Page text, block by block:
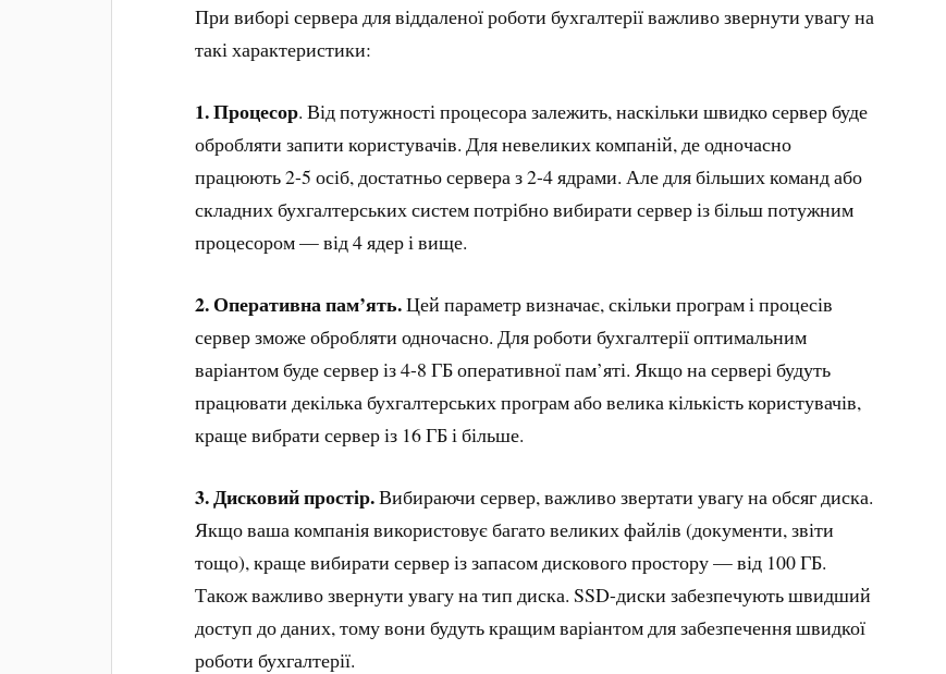
При виборі сервера для віддаленої роботи бухгалтерії важливо звернути увагу на
такі характеристики:
1. Процесор. Від потужності процесора залежить, наскільки швидко сервер буде
обробляти запити користувачів. Для невеликих компаній, де одночасно
працюють 2-5 осіб, достатньо сервера з 2-4 ядрами. Але для більших команд або
складних бухгалтерських систем потрібно вибирати сервер із більш потужним
процесором — від 4 ядер і вище.
2.Оперативна пам’ять.Цей параметр визначає, скільки програм і процесів
сервер зможе обробляти одночасно. Для роботи бухгалтерії оптимальним
варіантом буде сервер із 4-8 ГБ оперативної пам’яті. Якщо на сервері будуть
працювати декілька бухгалтерських програм або велика кількість користувачів,
краще вибрати сервер із 16 ГБ і більше.
3.Дисковий простір.Вибираючи сервер, важливо звертати увагу на обсяг диска.
Якщо ваша компанія використовує багато великих файлів (документи, звіти
тощо), краще вибирати сервер із запасом дискового простору — від 100 ГБ.
Також важливо звернути увагу на тип диска. SSD-диски забезпечують швидший
доступ до даних, тому вони будуть кращим варіантом для забезпечення швидкої
роботи бухгалтерії.